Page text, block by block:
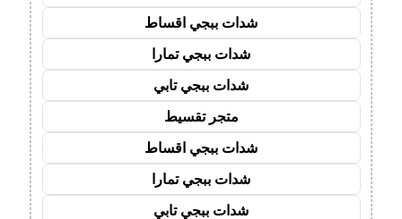
شدات ببجي اقساط
شدات ببجي تمارا
شدات ببجي تابي
متجر تقسيط
شدات ببجي اقساط
شدات ببجي تمارا
شدات ببجي تابي